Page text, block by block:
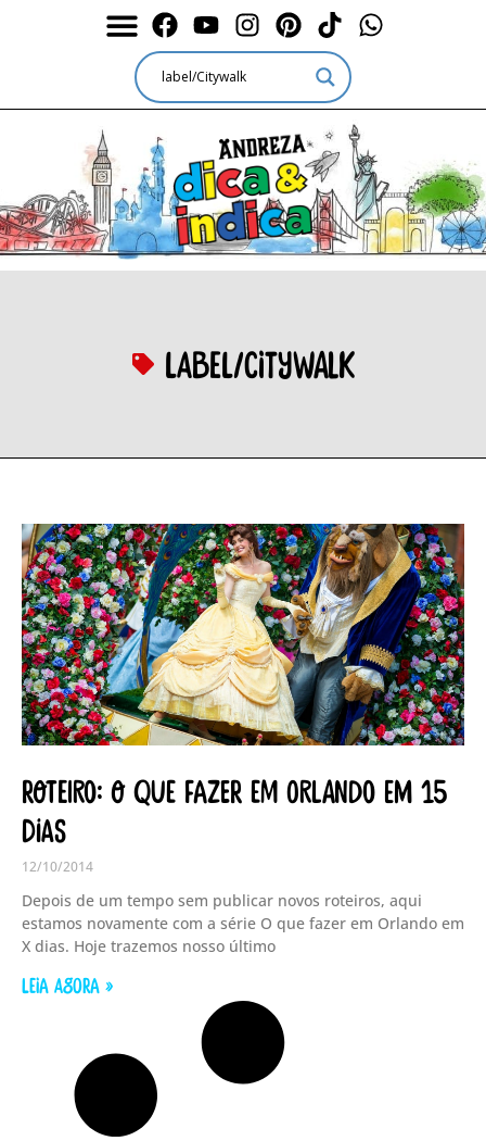
label/Citywalk
Roteiro: O que fazer em Orlando em 15
dias
12/10/2014
Depois de um tempo sem publicar novos roteiros, aqui
estamos novamente com a série O que fazer em Orlando em
X dias. Hoje trazemos nosso último
LEIA AGORA »